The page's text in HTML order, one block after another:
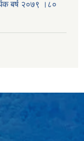
बर्ष २०७९ ।८०